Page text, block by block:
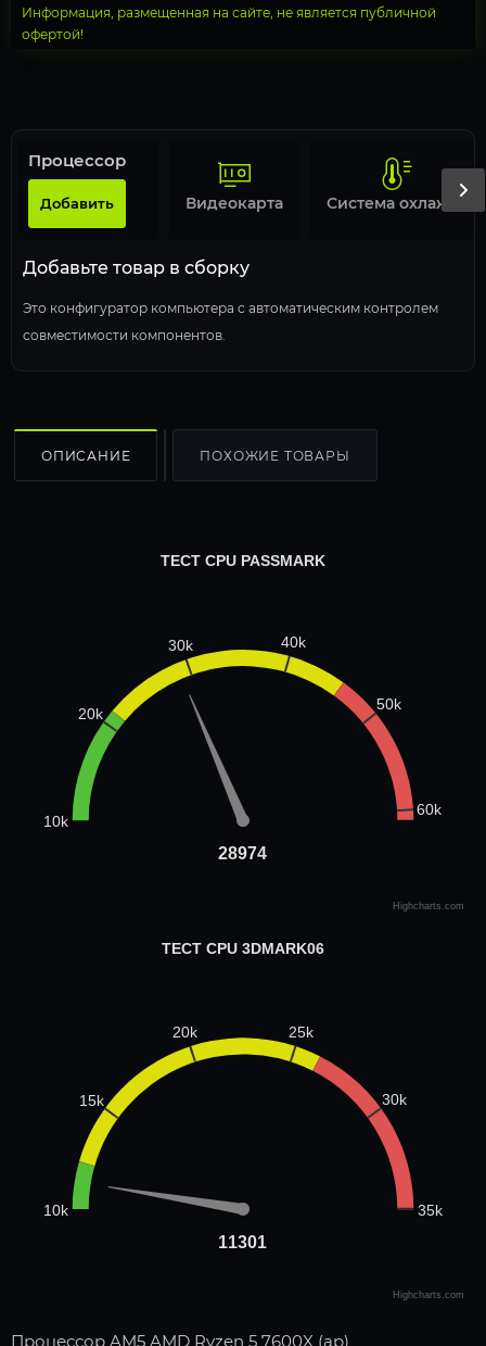
Информация, размещенная на сайте, не является публичной
офертой!
Добавьте товар в сборку
Это конфигуратор компьютера с автоматическим контролем
совместимости компонентов.
Процессор
Добавить Видеокарта
ОПИСАНИЕ ПОХОЖИЕ ТОВАРЫ
28974
28974
ТЕСТ CPU PASSMARK
10k
20k
30k 40k
50k
60k
Highcharts.com
11301
11301
ТЕСТ CPU 3DMARK06
10k
15k
20k 25k
30k
35k
Highcharts.com
Процессор AM5 AMD Ryzen 5 7600X (ар)